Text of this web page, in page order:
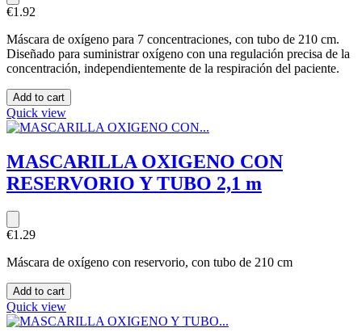
€1.92
Máscara de oxígeno para 7 concentraciones, con tubo de 210 cm.
Diseñado para suministrar oxígeno con una regulación precisa de la
concentración, independientemente de la respiración del paciente.
Add to cart
Quick view
MASCARILLA OXIGENO CON
RESERVORIO Y TUBO 2,1 m
€1.29
Máscara de oxígeno con reservorio, con tubo de 210 cm
Add to cart
Quick view